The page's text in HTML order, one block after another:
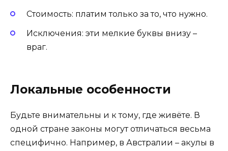
Стоимость: платим только за то, что нужно.
Исключения: эти мелкие буквы внизу –
враг.
Локальные особенности
Будьте внимательны и к тому, где живёте. В
одной стране законы могут отличаться весьма
специфично. Например, в Австралии – акулы в